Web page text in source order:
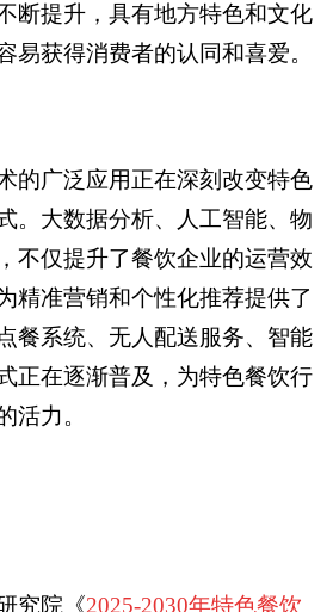
断提升，具有地方特色和文化
易获得消费者的认同和喜爱。
的广泛应用正在深刻改变特色
。大数据分析、人工智能、物
不仅提升了餐饮企业的运营效
精准营销和个性化推荐提供了
餐系统、无人配送服务、智能
正在逐渐普及，为特色餐饮行
活力。
究院《2025-2030年特色餐饮